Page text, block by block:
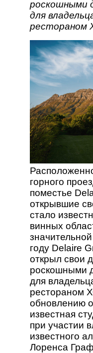
роскошными
для
рестораном
горного
поместье
открывшие
стало
винных
году Delaire
открыл свои
роскошными
для
рестораном
обновлению
известная
при участии
известного
Лоренса